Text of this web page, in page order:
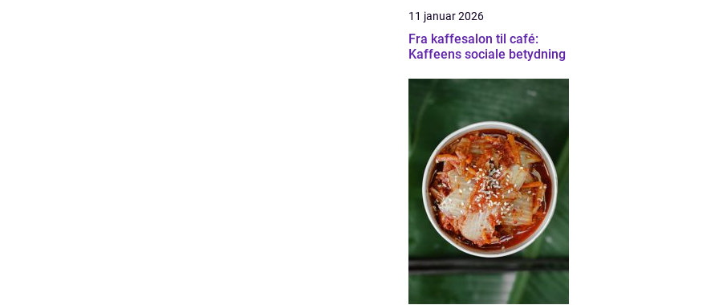
11 januar 2026
Fra kaffesalon til café:
Kaffeens sociale betydning